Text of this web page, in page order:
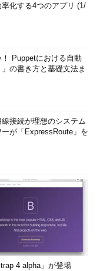
化する4つのアプリ (1/
Puppetにおける自動
の書き方と基礎文法ま
接続が理想のシステム
が「ExpressRoute」を
4 alpha」が登場